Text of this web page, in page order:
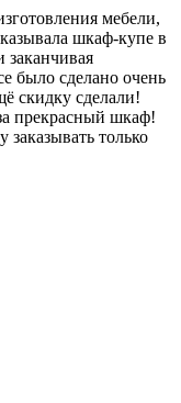
мебели,
шкаф-купе в
заканчивая
было сделано очень
скидку сделали!
прекрасный шкаф!
заказывать только